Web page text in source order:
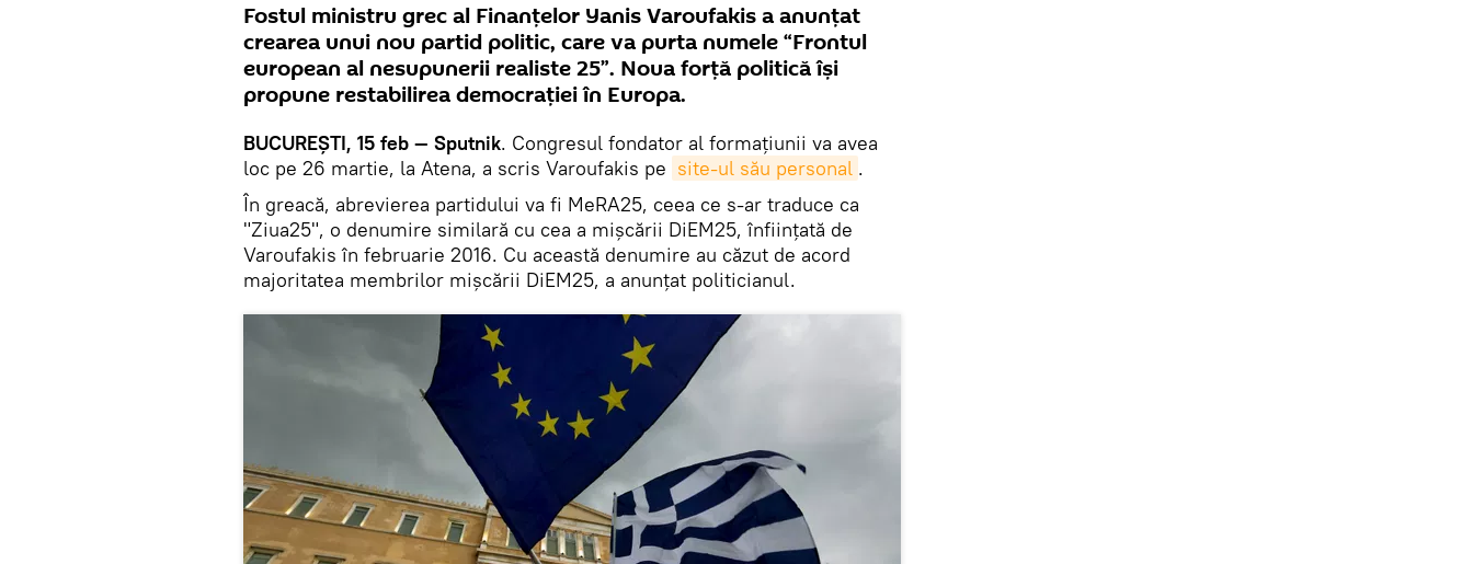
Fostul ministru grec al Finanțelor Yanis Varoufakis a anunțat
crearea unui nou partid politic, care va purta numele “Frontul
european al nesupunerii realiste 25”. Noua forță politică își
propune restabilirea democrației în Europa.
BUCUREȘTI, 15 feb — Sputnik. Congresul fondator al formațiunii va avea
loc pe 26 martie, la Atena, a scris Varoufakis pe site-ul său personal .
În greacă, abrevierea partidului va fi MeRA25, ceea ce s-ar traduce ca
"Ziua25", o denumire similară cu cea a mișcării DiEM25, înființată de
Varoufakis în februarie 2016. Cu această denumire au căzut de acord
majoritatea membrilor mișcării DiEM25, a anunțat politicianul.